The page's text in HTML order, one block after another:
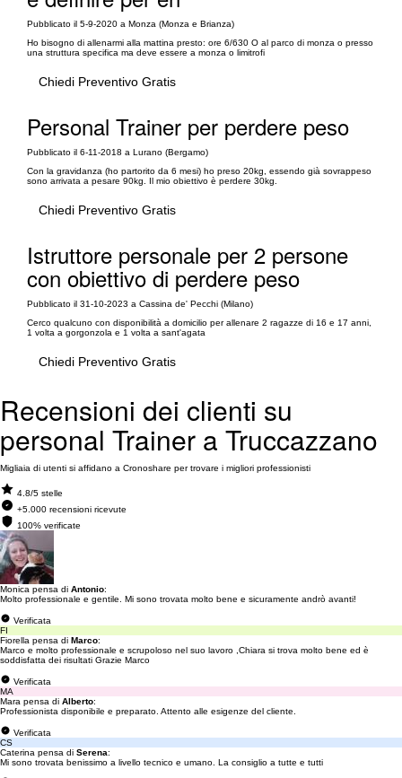
Pubblicato il 5-9-2020 a Monza (Monza e Brianza)
Ho bisogno di allenarmi alla mattina presto: ore 6/630 O al parco di monza o presso
una struttura specifica ma deve essere a monza o limitrofi
Chiedi Preventivo Gratis
Personal Trainer per perdere peso
Pubblicato il 6-11-2018 a Lurano (Bergamo)
Con la gravidanza (ho partorito da 6 mesi) ho preso 20kg, essendo già sovrappeso
sono arrivata a pesare 90kg. Il mio obiettivo è perdere 30kg.
Chiedi Preventivo Gratis
Istruttore personale per 2 persone
con obiettivo di perdere peso
Pubblicato il 31-10-2023 a Cassina de' Pecchi (Milano)
Cerco qualcuno con disponibilità a domicilio per allenare 2 ragazze di 16 e 17 anni,
1 volta a gorgonzola e 1 volta a sant'agata
Chiedi Preventivo Gratis
Recensioni dei clienti su
personal Trainer a Truccazzano
Migliaia di utenti si affidano a Cronoshare per trovare i migliori professionisti
4.8/5 stelle
+5.000 recensioni ricevute
100% verificate
Monica pensa di Antonio:
Molto professionale e gentile. Mi sono trovata molto bene e sicuramente andrò avanti!
Verificata
FI
Fiorella pensa di Marco:
Marco e molto professionale e scrupoloso nel suo lavoro ,Chiara si trova molto bene ed è
soddisfatta dei risultati Grazie Marco
Verificata
MA
Mara pensa di Alberto:
Professionista disponibile e preparato. Attento alle esigenze del cliente.
Verificata
CS
Caterina pensa di Serena:
Mi sono trovata benissimo a livello tecnico e umano. La consiglio a tutte e tutti